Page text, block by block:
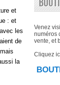
et
: et
les
de
la
Venez
numéros
vente, et
Cliquez